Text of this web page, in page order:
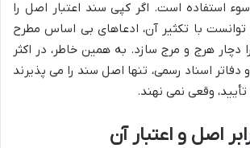
استفاده است. اگر کپی سند اعتبار اصل را
با تکثیر آن، ادعاهای بی اساس مطرح
دچار هرج و مرج سازد. به همین خاطر، در اکثر
و دفاتر اسناد رسمی، تنها اصل سند را می پذیرند
وقعی نمی نهند.
اصل و اعتبار آن